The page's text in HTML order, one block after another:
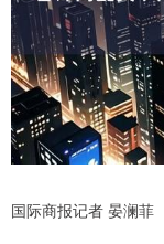
国际商报记者 晏澜菲